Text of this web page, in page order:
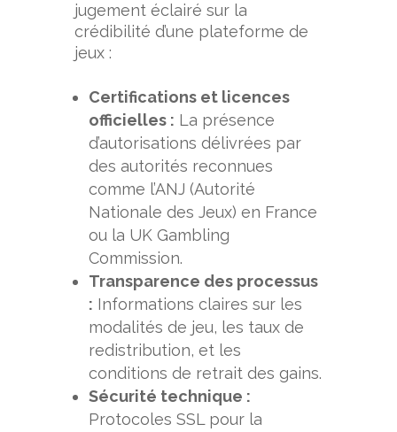
jugement éclairé sur la
crédibilité d’une plateforme de
jeux :
Certifications et licences
officielles : La présence
d’autorisations délivrées par
des autorités reconnues
comme l’ANJ (Autorité
Nationale des Jeux) en France
ou la UK Gambling
Commission.
Transparence des processus
: Informations claires sur les
modalités de jeu, les taux de
redistribution, et les
conditions de retrait des gains.
Sécurité technique :
Protocoles SSL pour la